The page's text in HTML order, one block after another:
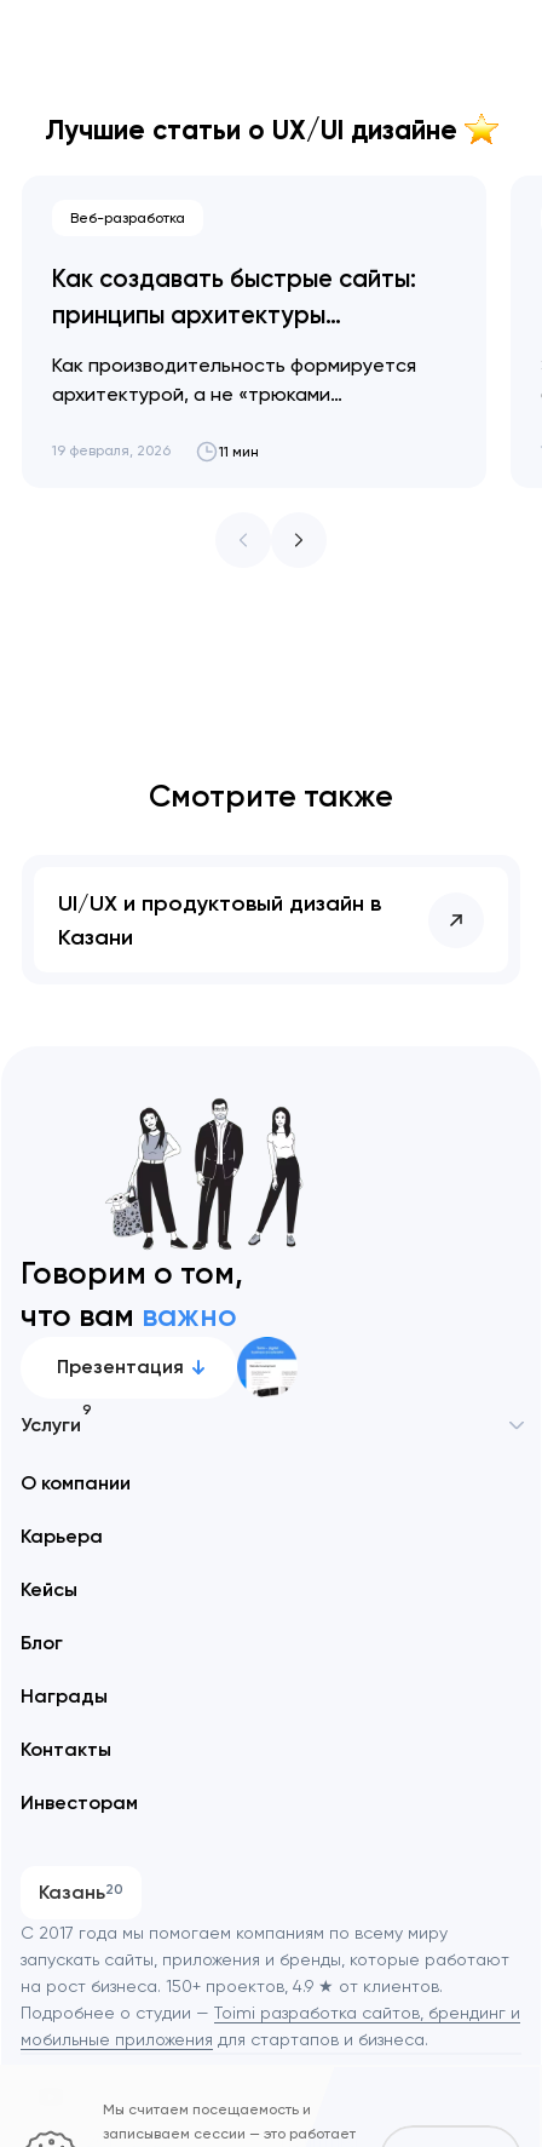
Лучшие статьи о UX/UI дизайне
Веб-разработка
Как создавать быстрые сайты:
принципы архитектуры
Как производительность формируется
архитектурой, а не «трюками
превращаются в доверие и выручку.
коде. Они начинаются в момент, когда
19 февраля, 2026 11 мин
Смотрите также
UI/UX и продуктовый дизайн в
Казани
Говорим о том,
что вам важно
Презентация
Услуги
9
О компании
Карьера
Кейсы
Блог
Награды
Контакты
Инвесторам
Казань20
С 2017 года мы помогаем компаниям по всему миру
запускать сайты, приложения и бренды, которые работают
на рост бизнеса. 150+ проектов, 4.9 ★ от клиентов.
Подробнее о студии — Toimi разработка сайтов, брендинг и
мобильные приложения для стартапов и бизнеса.
© Toimi 2017–2026 Политика
Мы считаем посещаемость и
записываем сессии — это работает